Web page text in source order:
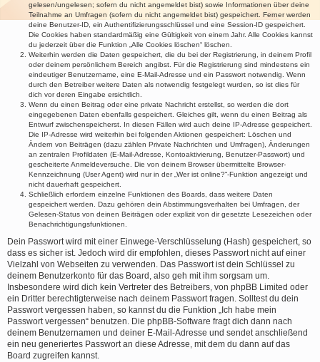
gelesen/ungelesen; sofern du nicht angemeldet bist) sowie Informationen über deine
Teilnahme an Umfragen (sofern du nicht angemeldet bist) gespeichert. Ferner werden
deine Benutzer-ID, ein Authentifizierungsschlüssel und eine Session-ID gespeichert.
Die Cookies haben standardmäßig eine Gültigkeit von einem Jahr. Alle Cookies kannst
du jederzeit über die Funktion „Alle Cookies löschen“ löschen.
Weiterhin werden die Daten gespeichert, die du bei der Registrierung, in deinem Profil
oder deinem persönlichem Bereich angibst. Für die Registrierung sind mindestens ein
eindeutiger Benutzername, eine E-Mail-Adresse und ein Passwort notwendig. Wenn
durch den Betreiber weitere Daten als notwendig festgelegt wurden, so ist dies für
dich vor deren Eingabe ersichtlich.
Wenn du einen Beitrag oder eine private Nachricht erstellst, so werden die dort
eingegebenen Daten ebenfalls gespeichert. Gleiches gilt, wenn du einen Beitrag als
Entwurf zwischenspeicherst. In diesen Fällen wird auch deine IP-Adresse gespeichert.
Die IP-Adresse wird weiterhin bei folgenden Aktionen gespeichert: Löschen und
Ändern von Beiträgen (dazu zählen Private Nachrichten und Umfragen), Änderungen
an zentralen Profildaten (E-Mail-Adresse, Kontoaktivierung, Benutzer-Passwort) und
gescheiterte Anmeldeversuche. Die von deinem Browser übermittelte Browser-
Kennzeichnung (User Agent) wird nur in der „Wer ist online?“-Funktion angezeigt und
nicht dauerhaft gespeichert.
Schließlich erfordern einzelne Funktionen des Boards, dass weitere Daten
gespeichert werden. Dazu gehören dein Abstimmungsverhalten bei Umfragen, der
Gelesen-Status von deinen Beiträgen oder explizit von dir gesetzte Lesezeichen oder
Benachrichtigungsfunktionen.
Dein Passwort wird mit einer Einwege-Verschlüsselung (Hash) gespeichert, so
dass es sicher ist. Jedoch wird dir empfohlen, dieses Passwort nicht auf einer
Vielzahl von Webseiten zu verwenden. Das Passwort ist dein Schlüssel zu
deinem Benutzerkonto für das Board, also geh mit ihm sorgsam um.
Insbesondere wird dich kein Vertreter des Betreibers, von phpBB Limited oder
ein Dritter berechtigterweise nach deinem Passwort fragen. Solltest du dein
Passwort vergessen haben, so kannst du die Funktion „Ich habe mein
Passwort vergessen“ benutzen. Die phpBB-Software fragt dich dann nach
deinem Benutzernamen und deiner E-Mail-Adresse und sendet anschließend
ein neu generiertes Passwort an diese Adresse, mit dem du dann auf das
Board zugreifen kannst.